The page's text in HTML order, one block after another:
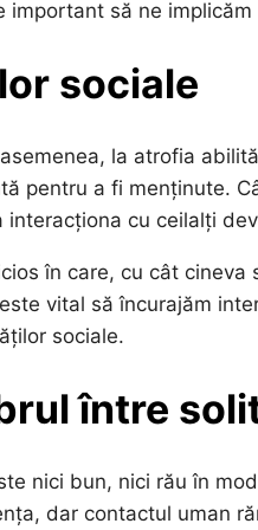
să ne
sociale
la atrofia
pentru a fi menținute.
cu ceilalți
în care, cu cât
vital să încurajăm
sociale.
între
nici bun, nici rău în
dar contactul uman